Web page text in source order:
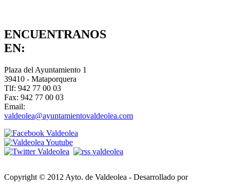
ENCUENTRANOS
EN:
Plaza del Ayuntamiento 1
39410 - Mataporquera
Tlf: 942 77 00 03
Fax: 942 77 00 03
Email:
valdeolea@ayuntamientovaldeolea.com
Copyright © 2012 Ayto. de Valdeolea - Desarrollado por